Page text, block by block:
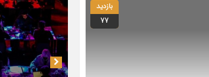
بازدید
77